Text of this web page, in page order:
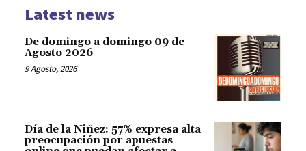
Latest news
De domingo a domingo 09 de
Agosto 2026
9 Agosto, 2026
Día de la Niñez: 57% expresa alta
preocupación por apuestas